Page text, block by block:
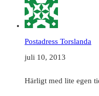
Postadress Torslanda
juli 10, 2013
Härligt med lite egen